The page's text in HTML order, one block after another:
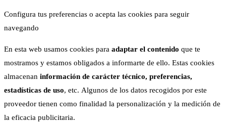
Configura tus preferencias o acepta las cookies para seguir
navegando
En esta web usamos cookies para adaptar el contenido que te
mostramos y estamos obligados a informarte de ello. Estas cookies
almacenan información de carácter técnico, preferencias,
estadísticas de uso, etc. Algunos de los datos recogidos por este
proveedor tienen como finalidad la personalización y la medición de
la eficacia publicitaria.